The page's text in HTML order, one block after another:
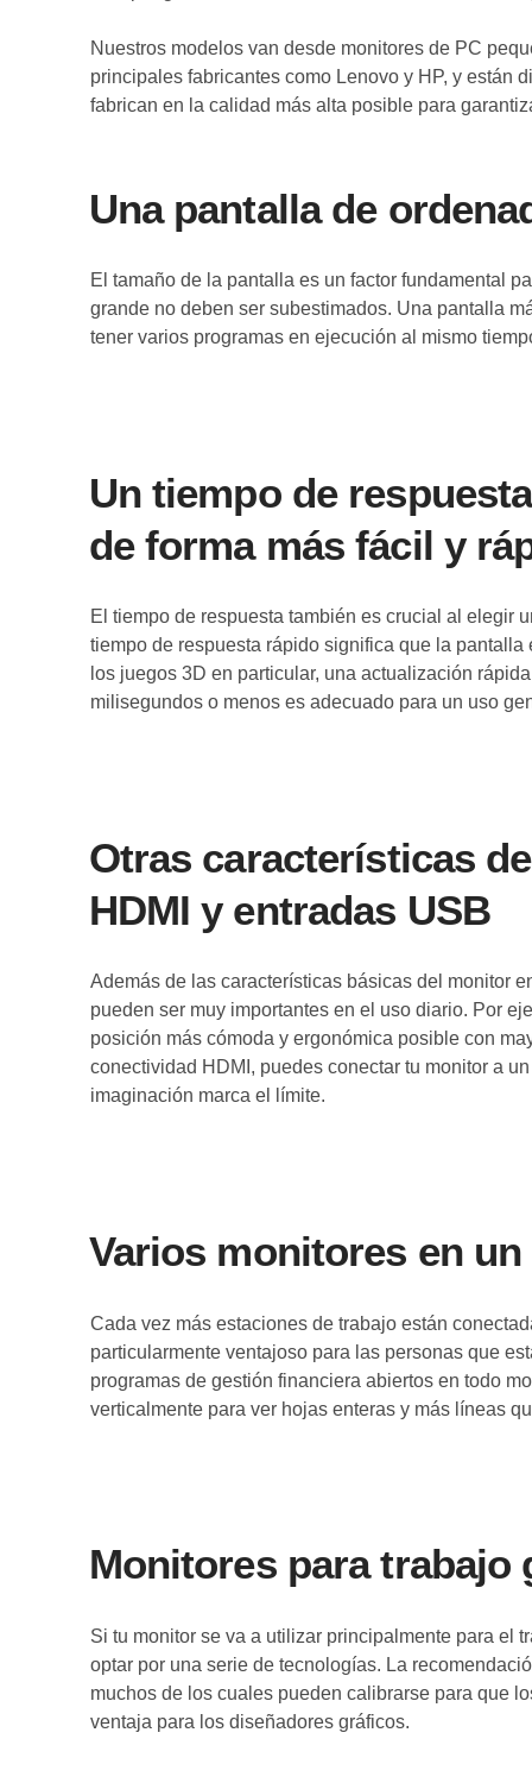
Nuestros modelos van desde monitores de PC
principales fabricantes como Lenovo y HP, y están
fabrican en la calidad más alta posible para
Una pantalla de
El tamaño de la pantalla es un factor fundamental
grande no deben ser subestimados. Una pantalla
tener varios programas en ejecución al mismo
Un tiempo de
de forma más fácil y
El tiempo de respuesta también es crucial al elegir
tiempo de respuesta rápido significa que la
los juegos 3D en particular, una actualización
milisegundos o menos es adecuado para un uso
Otras características
HDMI y entradas USB
Además de las características básicas del monitor
pueden ser muy importantes en el uso diario. Por
posición más cómoda y ergonómica posible con
conectividad HDMI, puedes conectar tu monitor a
imaginación marca el límite.
Varios monitores en
Cada vez más estaciones de trabajo están
particularmente ventajoso para las personas que
programas de gestión financiera abiertos en todo
verticalmente para ver hojas enteras y más líneas
Monitores para trabajo
Si tu monitor se va a utilizar principalmente para el
optar por una serie de tecnologías. La
muchos de los cuales pueden calibrarse para que
ventaja para los diseñadores gráficos.